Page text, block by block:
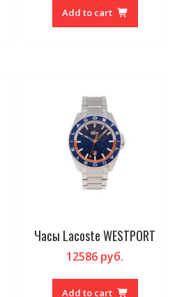
Add to cart
Часы Lacoste WESTPORT
12586 руб.
Add to cart